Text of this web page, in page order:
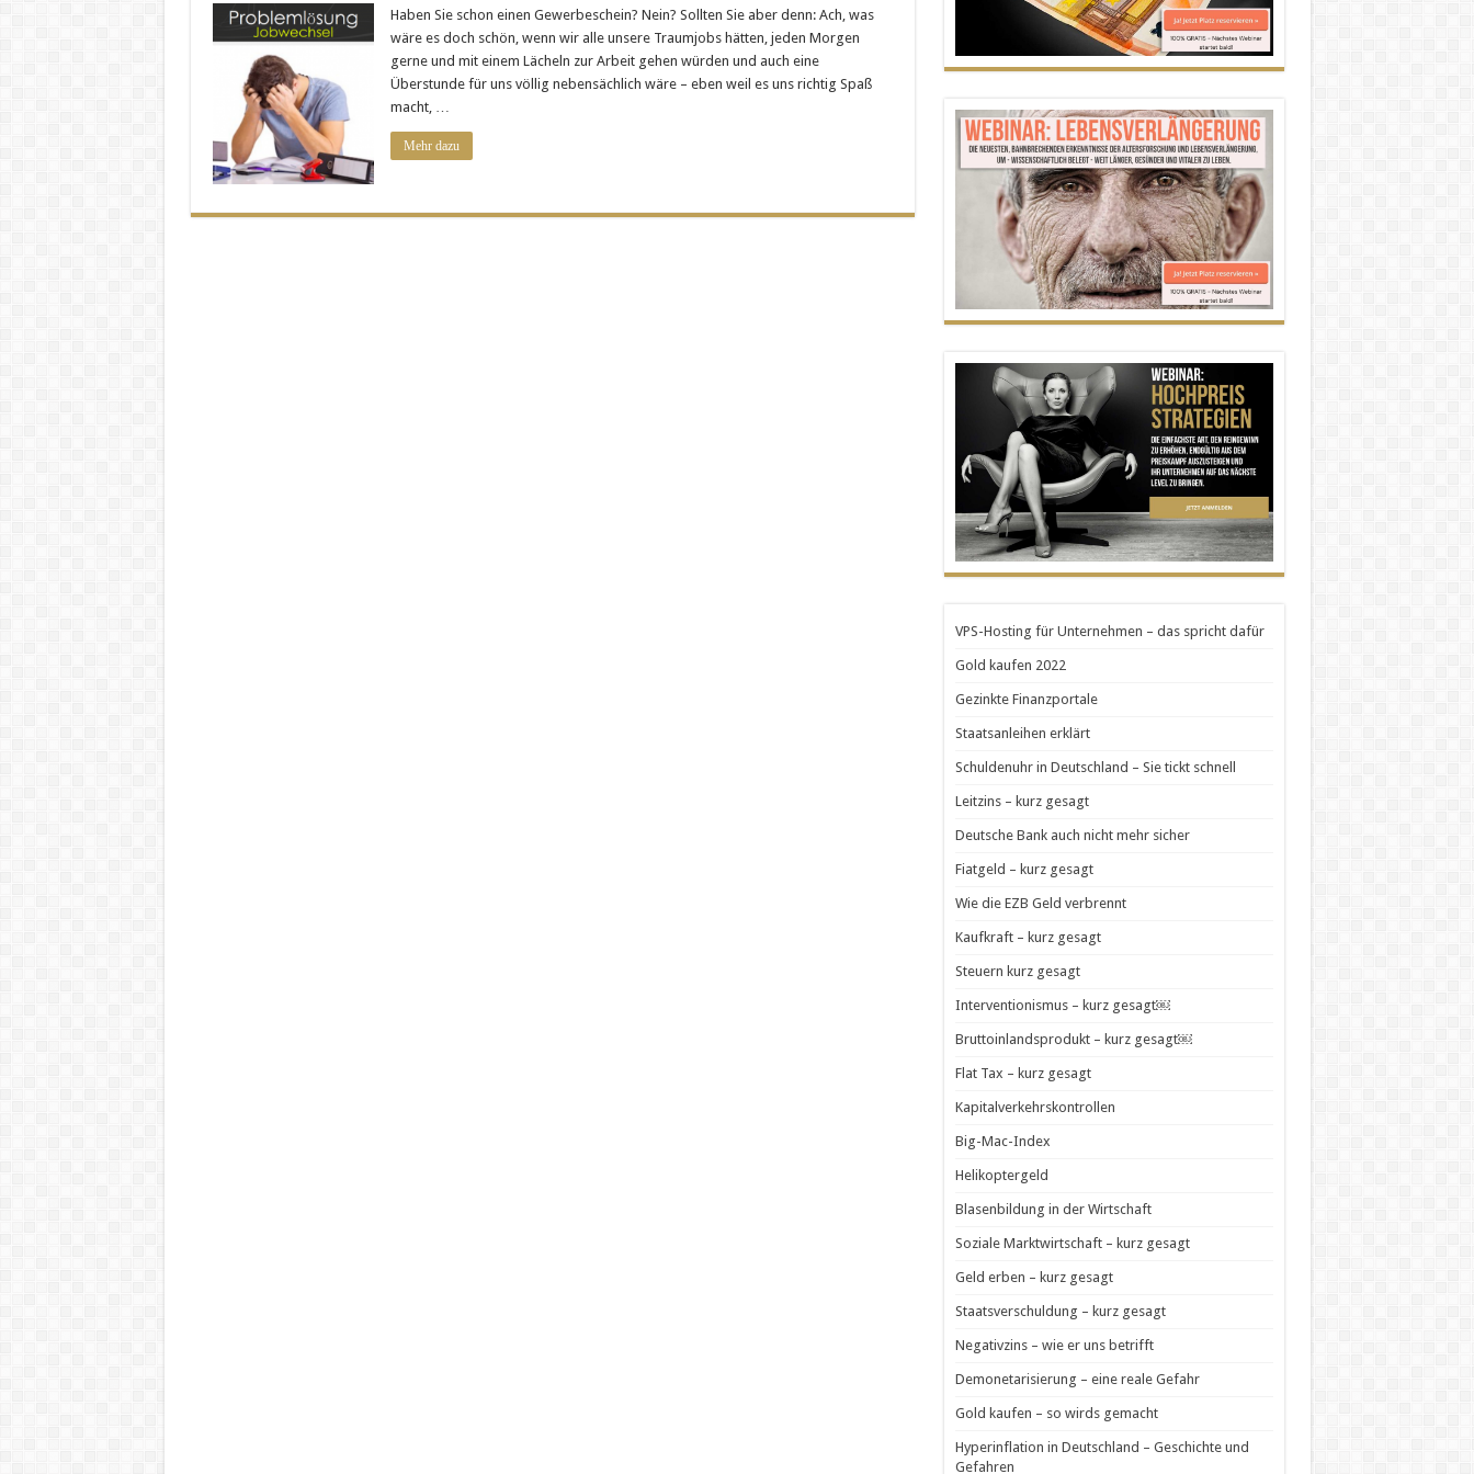
ahoi!
erfolgreich
Haben Sie schon einen Gewerbeschein? Nein? Sollten Sie aber denn: Ach, was
wäre es doch schön, wenn wir alle unsere Traumjobs hätten, jeden Morgen
gerne und mit einem Lächeln zur Arbeit gehen würden und auch eine
Überstunde für uns völlig nebensächlich wäre – eben weil es uns richtig Spaß
macht, …
Mehr dazu
VPS-Hosting für Unternehmen – das spricht dafür
Gold kaufen 2022
Gezinkte Finanzportale
Staatsanleihen erklärt
Schuldenuhr in Deutschland – Sie tickt schnell
Leitzins – kurz gesagt
Deutsche Bank auch nicht mehr sicher
Fiatgeld – kurz gesagt
Wie die EZB Geld verbrennt
Kaufkraft – kurz gesagt
Steuern kurz gesagt
Interventionismus – kurz gesagt￼
Bruttoinlandsprodukt – kurz gesagt￼
Flat Tax – kurz gesagt
Kapitalverkehrskontrollen
Big-Mac-Index
Helikoptergeld
Blasenbildung in der Wirtschaft
Soziale Marktwirtschaft – kurz gesagt
Geld erben – kurz gesagt
Staatsverschuldung – kurz gesagt
Negativzins – wie er uns betrifft
Demonetarisierung – eine reale Gefahr
Gold kaufen – so wirds gemacht
Hyperinflation in Deutschland – Geschichte und
Gefahren